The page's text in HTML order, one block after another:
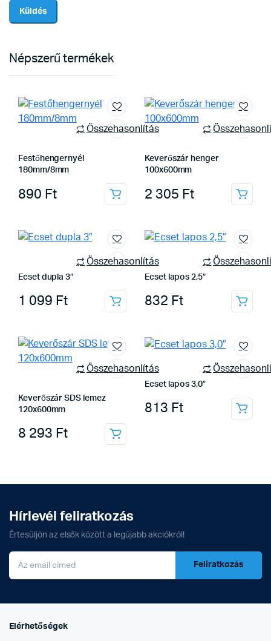
Népszerű termékek
Összehasonlítás
Festőhengernyél
180mm/8mm
890 Ft
Keverőszár henger
100x600mm
2 305 Ft
Összehasonlítás
Ecset dupla 3″
1 099 Ft
Ecset lapos 2,5″
832 Ft
Összehasonlítás
Keverőszár SDS lemez
120x600mm
8 293 Ft
Ecset lapos 3,0″
813 Ft
Hírlevél feliratkozás
Értesüljön az elsők között a legújabb akciókról!
Feliratkozás
Elérhetőségek